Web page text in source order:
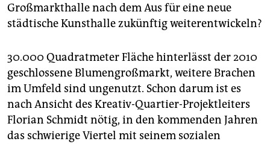
unterstützen
genossenschaft
epaper login
Großmarkthalle nach dem Aus für eine neue
städtische Kunsthalle zukünftig weiterentwickeln?
30.000 Quadratmeter Fläche hinterlässt der 2010
geschlossene Blumengroßmarkt, weitere Brachen
im Umfeld sind ungenutzt. Schon darum ist es
nach Ansicht des Kreativ-Quartier-Projektleiters
Florian Schmidt nötig, in den kommenden Jahren
das schwierige Viertel mit seinem sozialen